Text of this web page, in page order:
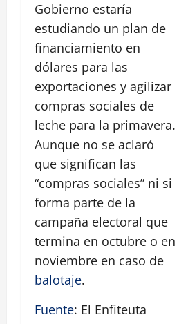
Gobierno estaría
estudiando un plan de
financiamiento en
dólares para las
exportaciones y agilizar
compras sociales de
leche para la primavera.
Aunque no se aclaró
que significan las
“compras sociales” ni si
forma parte de la
campaña electoral que
termina en octubre o en
noviembre en caso de
balotaje.
Fuente: El Enfiteuta